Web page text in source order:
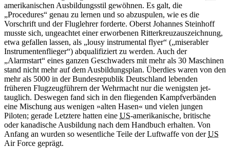
amerikanischen Ausbildungsstil gewöhnen. Es galt, die
„Procedures“ genau zu lernen und so abzuspulen, wie es die
Vorschrift und der Fluglehrer forderte. Oberst Johannes Steinhoff
musste sich, ungeachtet einer erworbenen Ritterkreuzauszeichnung,
etwa gefallen lassen, als „lousy instrumental flyer“ („miserabler
Instrumentenflieger“) abqualifiziert zu werden. Auch der
„Alarmstart“ eines ganzen Geschwaders mit mehr als 30 Maschinen
stand nicht mehr auf dem Ausbildungsplan. Überdies waren von den
mehr als 5000 in der Bundesrepublik Deutschland lebenden
früheren Flugzeugführern der Wehrmacht nur die wenigsten jet-
tauglich. Deswegen fand sich in den fliegenden Kampfverbänden
eine Mischung aus wenigen »alten Hasen« und vielen jungen
Piloten; gerade Letztere hatten eine US-amerikanische, britische
oder kanadische Ausbildung nach dem Handbuch erhalten. Von
Anfang an wurden so wesentliche Teile der Luftwaffe von derUS
Air Force geprägt.